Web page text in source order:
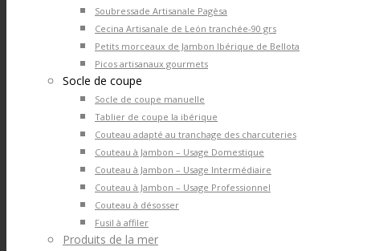
Soubressade Artisanale Pagèsa
Cecina Artisanale de León tranchée-90 grs
Petits morceaux de Jambon Ibérique de Bellota
Picos artisanaux gourmets
Socle de coupe
Socle de coupe manuelle
Tablier de coupe la ibérique
Couteau adapté au tranchage des charcuteries
Couteau à Jambon – Usage Domestique
Couteau à Jambon – Usage Intermédiaire
Couteau à Jambon – Usage Professionnel
Couteau à désosser
Fusil à affiler
Produits de la mer